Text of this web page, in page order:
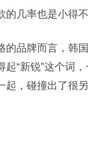
的几率也是小得
的品牌而言，韩
起“新锐”这个词
起，碰撞出了很